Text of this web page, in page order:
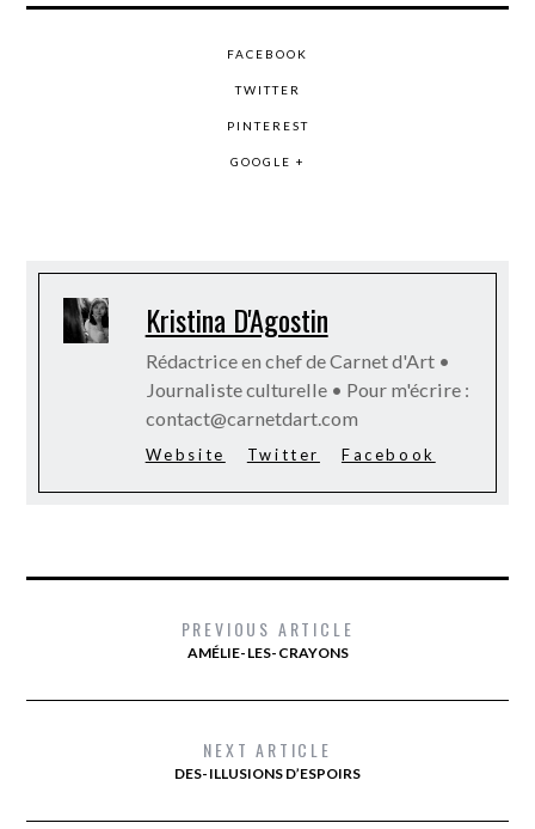
FACEBOOK
TWITTER
PINTEREST
GOOGLE +
Kristina D'Agostin
Rédactrice en chef de Carnet d'Art •
Journaliste culturelle • Pour m'écrire :
contact@carnetdart.com
Website Twitter Facebook
PREVIOUS ARTICLE
AMÉLIE- LES- CRAYONS
NEXT ARTICLE
DES- ILLUSIONS D’ESPOIRS